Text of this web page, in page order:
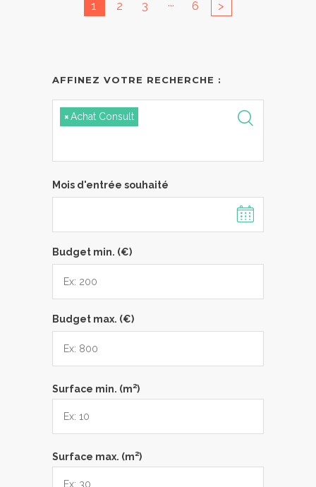
1 2 3 6 >
AFFINEZ VOTRE RECHERCHE :
×Achat Consult
Mois d'entrée souhaité
Budget min. (€)
Budget max. (€)
Surface min. (m2)
Surface max. (m2)